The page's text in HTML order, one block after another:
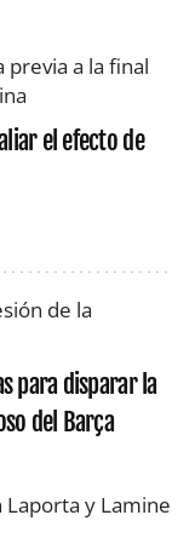
el efecto de
para disparar la
del Barça